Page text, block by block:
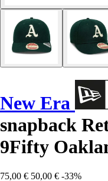
New Era
snapback
9Fifty
75,00 € 50,00 € -33%